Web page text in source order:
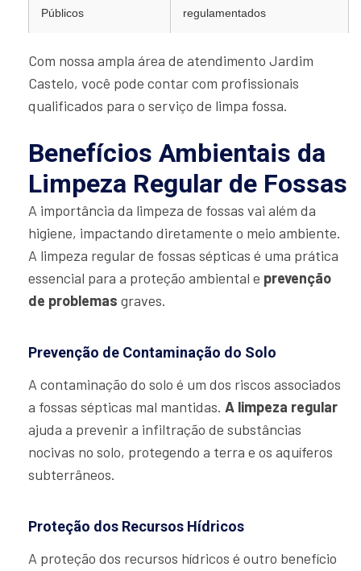
Públicos
regulamentados
Com nossa ampla área de atendimento Jardim
Castelo, você pode contar com profissionais
qualificados para o serviço de limpa fossa.
Benefícios Ambientais da
Limpeza Regular de Fossas
A importância da limpeza de fossas vai além da
higiene, impactando diretamente o meio ambiente.
A limpeza regular de fossas sépticas é uma prática
essencial para a proteção ambiental e prevenção
de problemas graves.
Prevenção de Contaminação do Solo
A contaminação do solo é um dos riscos associados
a fossas sépticas mal mantidas. A limpeza regular
ajuda a prevenir a infiltração de substâncias
nocivas no solo, protegendo a terra e os aquíferos
subterrâneos.
Proteção dos Recursos Hídricos
A proteção dos recursos hídricos é outro benefício